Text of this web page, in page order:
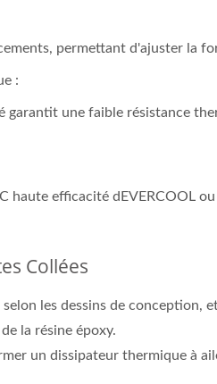
permettant d'ajuster la
:
une faible résistance
efficacité dEVERCOOL
Collées
les dessins de conception,
la résine époxy.
un dissipateur thermique à